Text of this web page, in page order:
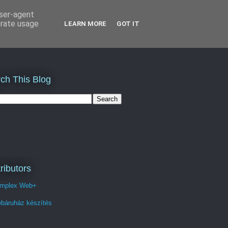
This Blog
Web+
készítés
agent
usage
LEARN MORE GOT IT